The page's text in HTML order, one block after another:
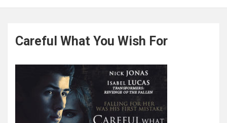
Careful What You Wish For